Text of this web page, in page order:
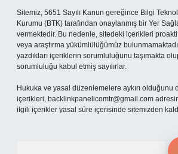
Sitemiz, 5651 Sayılı Kanun gereğince Bilgi
Kurumu (BTK) tarafından onaylanmış bir Yer
vermektedir. Bu nedenle, sitedeki içerikleri
veya araştırma yükümlülüğümüz
yazdıkları içeriklerin sorumluluğunu taşımakta
sorumluluğu kabul etmiş sayılırlar.
Hukuka ve yasal düzenlemelere aykırı olduğunu
içerikleri, backlinkpanelicomtr@gmail.com
ilgili içerikler yasal süre içerisinde sitemizden